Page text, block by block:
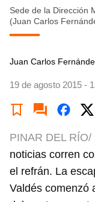
Sede de la Dirección
(Juan Carlos
Juan Carlos
19 de agosto 2015 -
PINAR DEL RÍO/
noticias corren
el refrán. La
Valdés comenzó